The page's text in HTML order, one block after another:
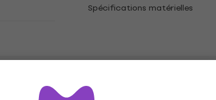
Spécifications matérielles